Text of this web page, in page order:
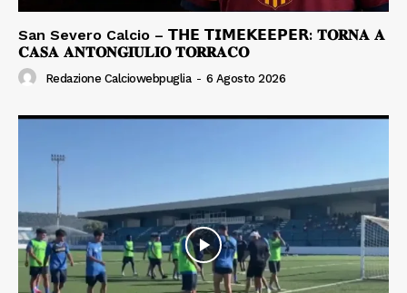
San Severo Calcio – 𝗧𝗛𝗘 𝗧𝗜𝗠𝗘𝗞𝗘𝗘𝗣𝗘𝗥: 𝐓𝐎𝐑𝐍𝐀 𝐀
𝐂𝐀𝐒𝐀 𝐀𝐍𝐓𝐎𝐍𝐆𝐈𝐔𝐋𝐈𝐎 𝐓𝐎𝐑𝐑𝐀𝐂𝐎
Redazione Calciowebpuglia - 6 Agosto 2026